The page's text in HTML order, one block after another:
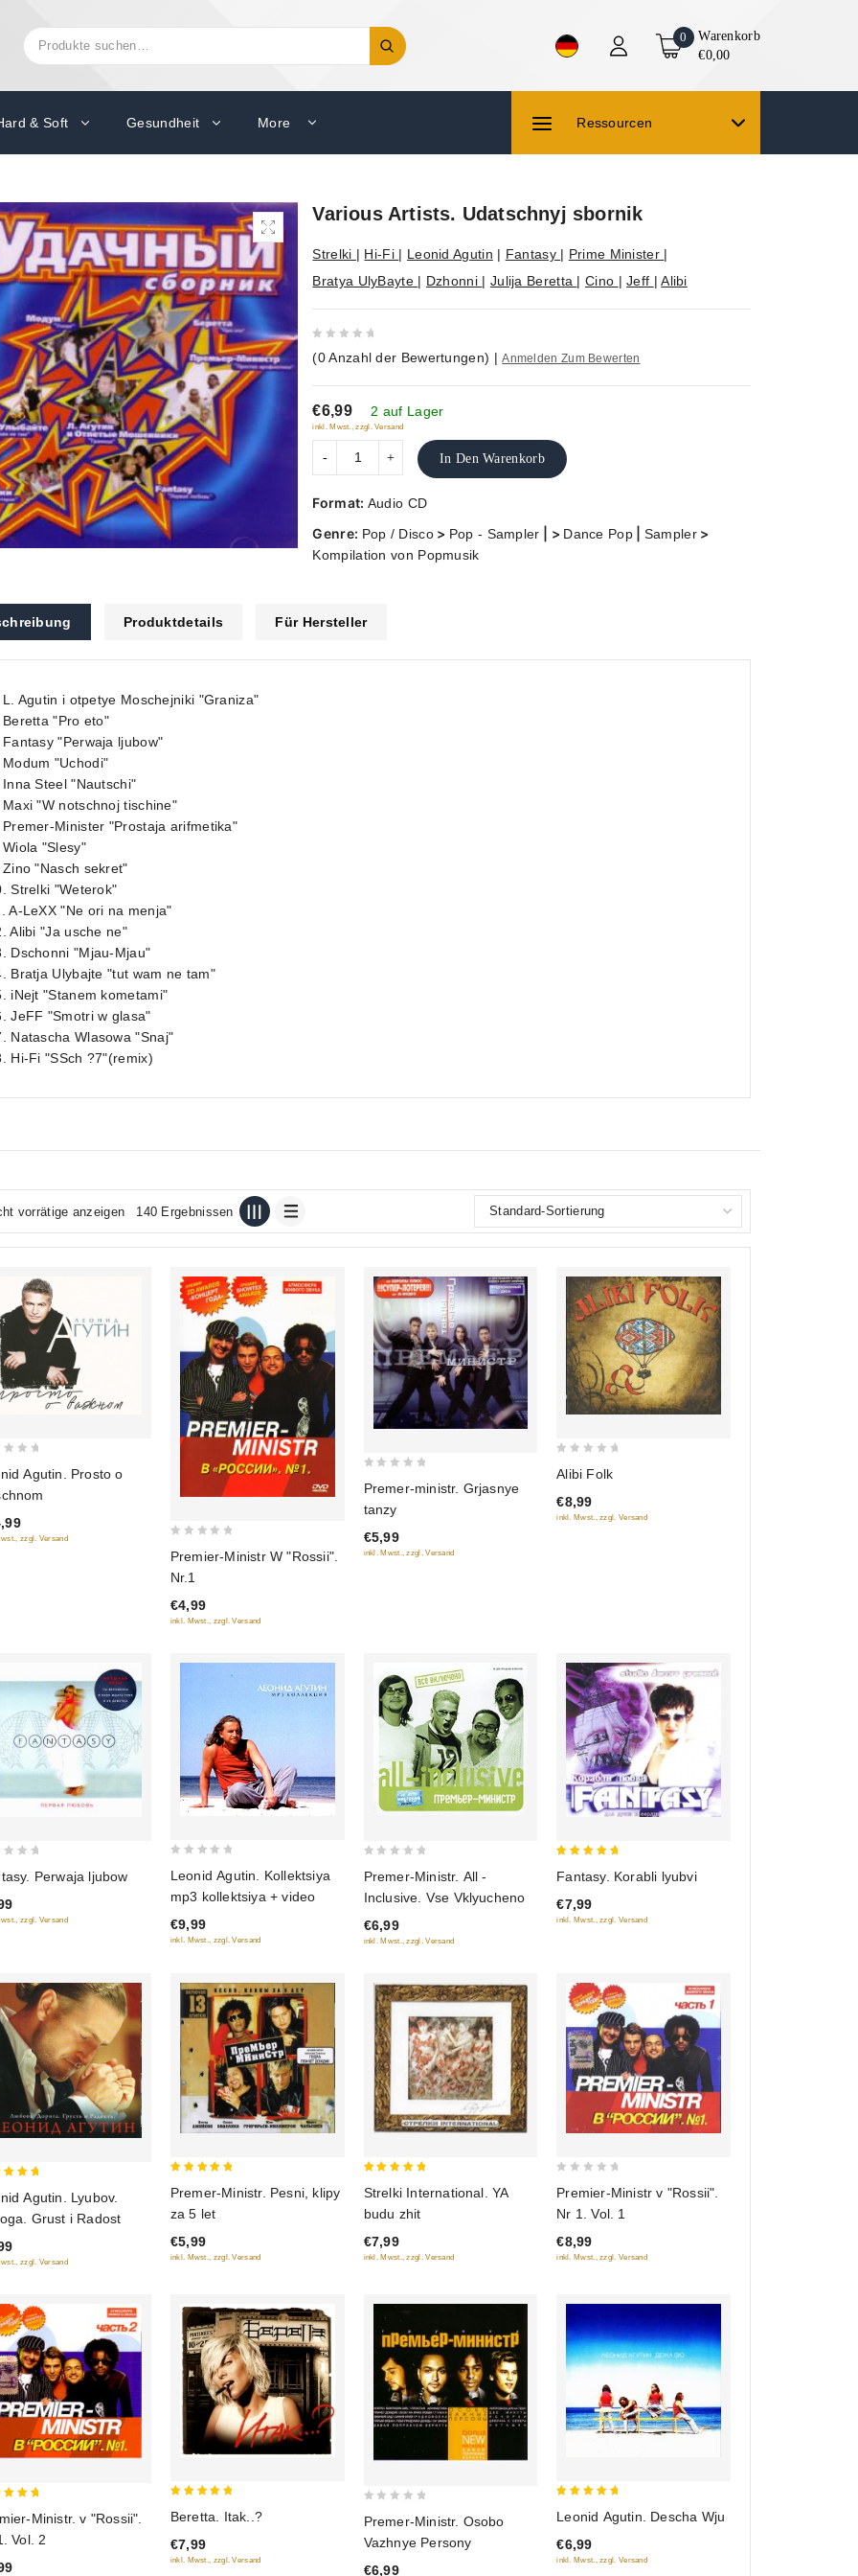
Suchen
nach:
0
Warenkorb
€0,00
& Soft Gesundheit More Ressourcen
Various Artists. Udatschnyj sbornik
Strelki | Hi-Fi | Leonid Agutin | Fantasy | Prime Minister |
Bratya UlyBayte | Dzhonni | Julija Beretta |Cino |Jeff |Alibi
out
of
5
(0Anzahl der Bewertungen) | Anmelden Zum Bewerten
€6,99 2 auf Lager
inkl. Mwst., zzgl. Versand
In Den Warenkorb
Format: Audio CD
Genre: Pop / Disco> Pop - Sampler | > Dance Pop| Sampler>
Kompilation von Popmusik
Produktdetails Für Hersteller
L. Agutin i otpetye Moschejniki "Graniza"
Beretta "Pro eto"
"Perwaja ljubow"
"Uchodi"
Steel "Nautschi"
"W notschnoj tischine"
Premer-Minister "Prostaja arifmetika"
"Slesy"
"Nasch sekret"
Strelki "Weterok"
A-LeXX "Ne ori na menja"
Alibi "Ja usche ne"
Dschonni "Mjau-Mjau"
Bratja Ulybajte "tut wam ne tam"
iNejt "Stanem kometami"
JeFF "Smotri w glasa"
Natascha Wlasowa "Snaj"
Hi-Fi "SSch ?7"(remix)
vorrätige anzeigen 140 Ergebnissen
Agutin. Prosto o
zzgl. Versand
of
5
Premier-Ministr W "Rossii".
Nr.1
€4,99
inkl. Mwst., zzgl. Versand
of
5
Premer-ministr. Grjasnye
tanzy
€5,99
inkl. Mwst., zzgl. Versand
of
5
Alibi Folk
€8,99
inkl. Mwst., zzgl. Versand
Perwaja ljubow
zzgl. Versand
of
5
Leonid Agutin. Kollektsiya
mp3 kollektsiya + video
€9,99
inkl. Mwst., zzgl. Versand
of
5
Premer-Ministr. All -
Inclusive. Vse Vklyucheno
€6,99
inkl. Mwst., zzgl. Versand
out of 5
Fantasy. Korabli lyubvi
€7,99
inkl. Mwst., zzgl. Versand
Agutin. Lyubov.
Grust i Radost
zzgl. Versand
Premer-Ministr. Pesni, klipy
za 5 let
€5,99
inkl. Mwst., zzgl. Versand
Strelki International. YA
budu zhit
€7,99
inkl. Mwst., zzgl. Versand
of
5
Premier-Ministr v "Rossii".
Nr 1. Vol. 1
€8,99
inkl. Mwst., zzgl. Versand
Ministr. v "Rossii".
Vol. 2
Beretta. Itak..?
€7,99
inkl. Mwst., zzgl. Versand
of
5
Premer-Ministr. Osobo
Vazhnye Persony
€6,99
Leonid Agutin. Descha Wju
€6,99
inkl. Mwst., zzgl. Versand